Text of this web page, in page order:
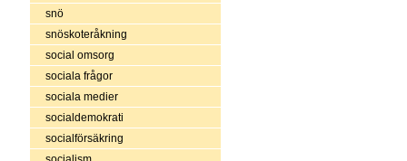
snö
snöskoteråkning
social omsorg
sociala frågor
sociala medier
socialdemokrati
socialförsäkring